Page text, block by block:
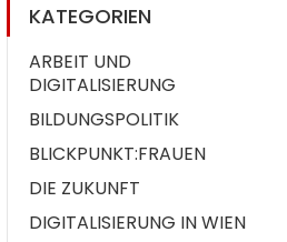
KATEGORIEN
ARBEIT UND
DIGITALISIERUNG
BILDUNGSPOLITIK
BLICKPUNKT:FRAUEN
DIE ZUKUNFT
DIGITALISIERUNG IN WIEN